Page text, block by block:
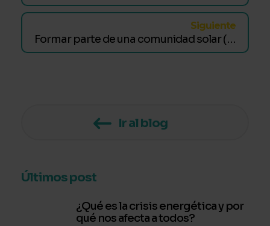
Siguiente
Formar parte de una comunidad solar (de Barter)
Ir al blog
Últimos post
¿Qué es la crisis energética y por
qué nos afecta a todos?